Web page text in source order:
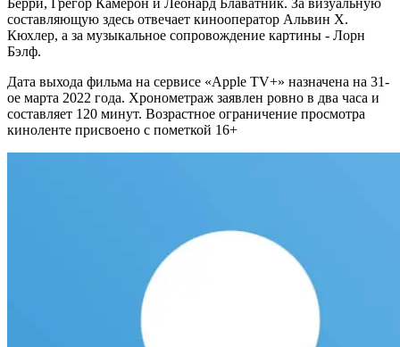
Берри, Грегор Камерон и Леонард Блаватник. За визуальную
составляющую здесь отвечает кинооператор Альвин Х.
Кюхлер, а за музыкальное сопровождение картины - Лорн
Бэлф.
Дата выхода фильма на сервисе «Apple TV+» назначена на 31-
ое марта 2022 года. Хронометраж заявлен ровно в два часа и
составляет 120 минут. Возрастное ограничение просмотра
киноленте присвоено с пометкой 16+